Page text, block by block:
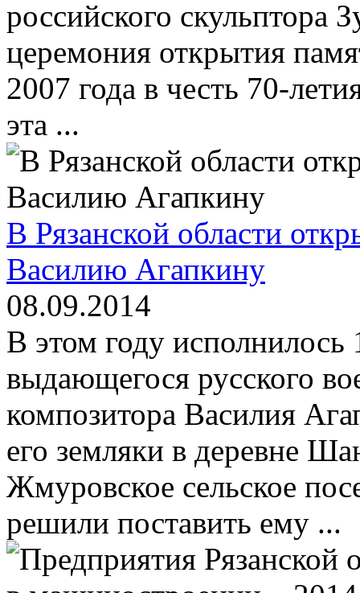
российского скульптора
церемония открытия
2007 года в честь 70-
эта ...
В Рязанской области
Василию Агапкину
08.09.2014
В этом году
выдающегося русского
композитора Василия
его земляки в деревне
Жмуровское сельское
решили поставить ему ...